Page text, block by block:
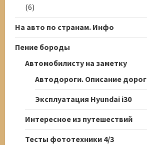
(6)
На авто по странам. Инфо
Пение бороды
Автомобилисту на заметку
Автодороги. Описание дорог
Эксплуатация Hyundai i30
Интересное из путешествий
Тесты фототехники 4/3